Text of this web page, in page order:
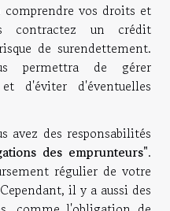
vos droits et
contractez un crédit
de surendettement.
permettra de gérer
d'éviter d'éventuelles
avez des responsabilités
des emprunteurs".
régulier de votre
il y a aussi des